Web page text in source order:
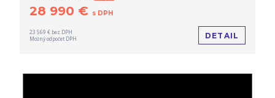
28 990 € s DPH
23 569 € bez DPH
Možný odpočet DPH
DETAIL